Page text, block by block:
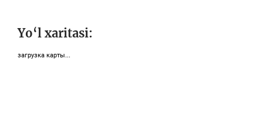
Yo‘l xaritasi:
загрузка карты...